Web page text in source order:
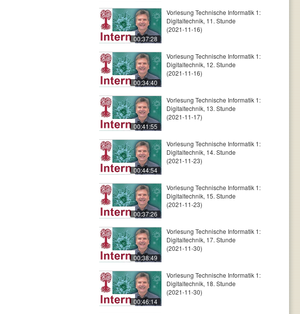
00:37:28
Vorlesung Technische Informatik 1:
Digitaltechnik, 11. Stunde
(2021-11-16)
00:34:40
Vorlesung Technische Informatik 1:
Digitaltechnik, 12. Stunde
(2021-11-16)
00:41:55
Vorlesung Technische Informatik 1:
Digitaltechnik, 13. Stunde
(2021-11-17)
00:44:54
Vorlesung Technische Informatik 1:
Digitaltechnik, 14. Stunde
(2021-11-23)
00:37:26
Vorlesung Technische Informatik 1:
Digitaltechnik, 15. Stunde
(2021-11-23)
00:38:49
Vorlesung Technische Informatik 1:
Digitaltechnik, 17. Stunde
(2021-11-30)
00:46:14
Vorlesung Technische Informatik 1:
Digitaltechnik, 18. Stunde
(2021-11-30)